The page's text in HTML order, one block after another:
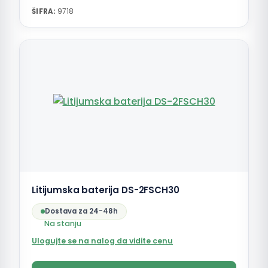
ŠIFRA: 9718
Litijumska baterija DS-2FSCH30
Dostava za 24-48h
Na stanju
Ulogujte se na nalog da vidite cenu